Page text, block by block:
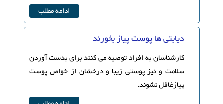
ادامه مطلب
دیابتی ها پوست پیاز بخورند
کارشناسان به افراد توصیه می کنند برای بدست آوردن
سلامت و نیز پوستی زیبا و درخشان از خواص پوست
پیازغافل نشوند.